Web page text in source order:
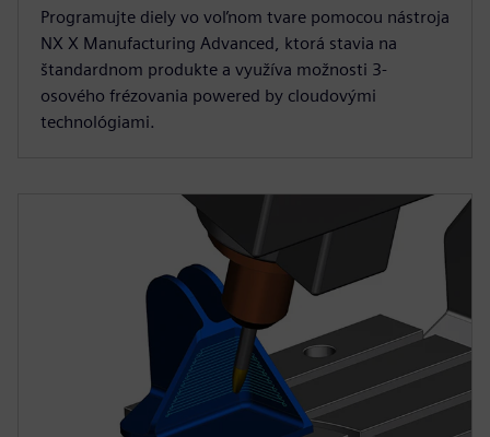
Programujte diely vo voľnom tvare pomocou nástroja
NX X Manufacturing Advanced, ktorá stavia na
štandardnom produkte a využíva možnosti 3-
osového frézovania powered by cloudovými
technológiami.